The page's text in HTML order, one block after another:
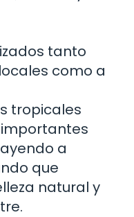
tanto
como a
tropicales
a
que
natural y